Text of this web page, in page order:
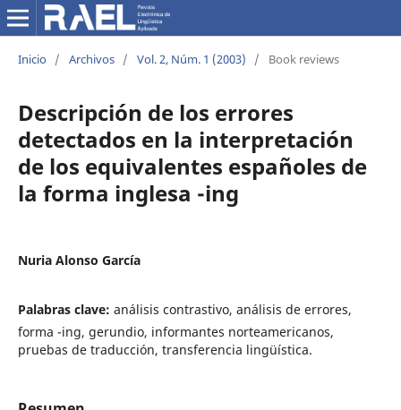
Inicio / Archivos / Vol. 2, Núm. 1 (2003) / Book reviews
Descripción de los errores
detectados en la interpretación
de los equivalentes españoles de
la forma inglesa -ing
Nuria Alonso García
Palabras clave: análisis contrastivo, análisis de errores,
forma -ing, gerundio, informantes norteamericanos,
pruebas de traducción, transferencia lingüística.